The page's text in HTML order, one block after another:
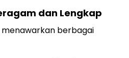
dan Lengkap
berbagai